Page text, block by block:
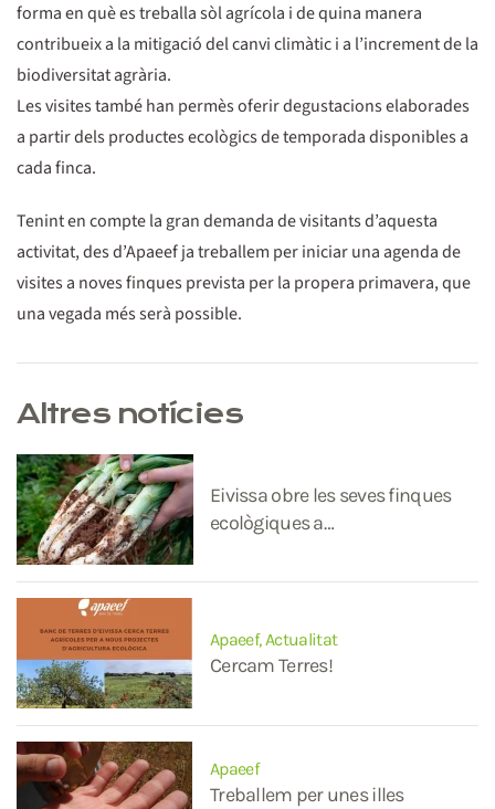
forma en què es treballa sòl agrícola i de quina manera
contribueix a la mitigació del canvi climàtic i a l’increment de la
biodiversitat agrària.
Les visites també han permès oferir degustacions elaborades
a partir dels productes ecològics de temporada disponibles a
cada finca.
Tenint en compte la gran demanda de visitants d’aquesta
activitat, des d’Apaeef ja treballem per iniciar una agenda de
visites a noves finques prevista per la propera primavera, que
una vegada més serà possible.
Altres notícies
Eivissa obre les seves finques
ecològiques a…
Apaeef, Actualitat
Cercam Terres!
Apaeef
Treballem per unes illes